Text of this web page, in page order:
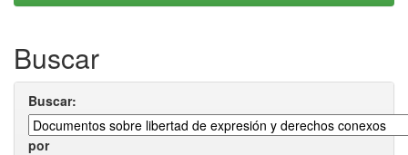
Buscar
Buscar:
por